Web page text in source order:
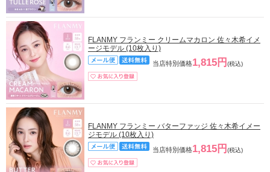
FLANMY フランミー クリームマカロン 佐々木希イメ
ージモデル (10枚入り)
当店特別価格1,815円 (税込)
FLANMY フランミー バターファッジ 佐々木希イメー
ジモデル (10枚入り)
当店特別価格1,815円 (税込)